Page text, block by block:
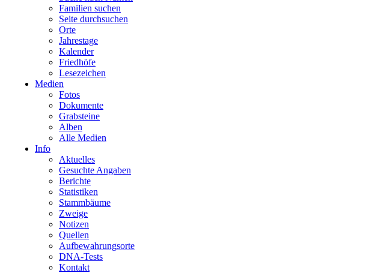
Familien suchen
Seite durchsuchen
Orte
Jahrestage
Kalender
Friedhöfe
Lesezeichen
Medien
Fotos
Dokumente
Grabsteine
Alben
Alle Medien
Info
Aktuelles
Gesuchte Angaben
Berichte
Statistiken
Stammbäume
Zweige
Notizen
Quellen
Aufbewahrungsorte
DNA-Tests
Kontakt